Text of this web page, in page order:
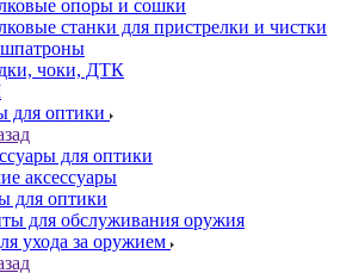
опоры и сошки
станки для пристрелки и чистки
чоки, ДТК
для оптики
для оптики
аксессуары
для оптики
для обслуживания оружия
ухода за оружием